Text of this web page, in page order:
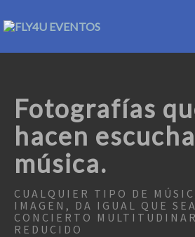
Fotografías
hacen
música.
CUALQUIER TIPO DE
IMAGEN, DA IGUAL QUE
CONCIERTO
REDUCIDO